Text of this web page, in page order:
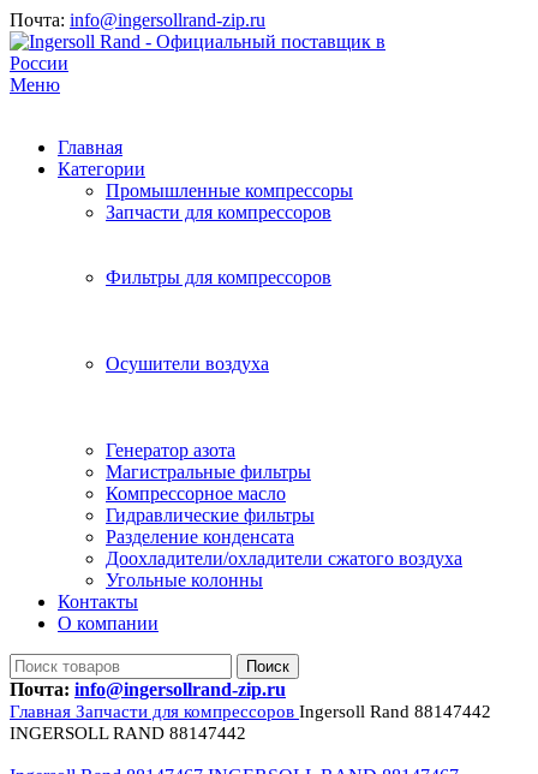
Почта: info@ingersollrand-zip.ru
Меню
Главная
Категории
Промышленные компрессоры
Запчасти для компрессоров
Фильтры для компрессоров
Осушители воздуха
Генератор азота
Магистральные фильтры
Компрессорное масло
Гидравлические фильтры
Разделение конденсата
Доохладители/охладители сжатого воздуха
Угольные колонны
Контакты
О компании
Поиск
Почта: info@ingersollrand-zip.ru
Главная Запчасти для компрессоров Ingersoll Rand 88147442
INGERSOLL RAND 88147442